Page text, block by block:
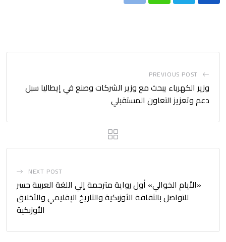
PREVIOUS POST
وزير الكهرباء يبحث مع وزير الشركات وصنع في إيطاليا سبل
دعم وتعزيز التعاون المستقبلي
NEXT POST
«الأيام الخوالي» أول رواية مترجمة إلي اللغة العربية جسر
للتواصل بالثقافة الأوزبكية والتاريخ الإقليمي والأخلاق
الأوزبكية